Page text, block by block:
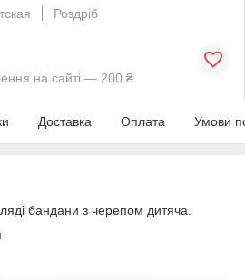
Роздріб
на сайті — 200 ₴
Доставка Оплата Умови
бандани з черепом дитяча.